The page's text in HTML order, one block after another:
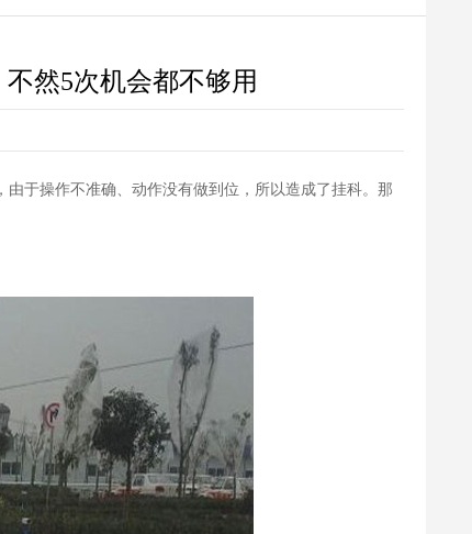
然5次机会都不够用
于操作不准确、动作没有做到位，所以造成了挂科。那